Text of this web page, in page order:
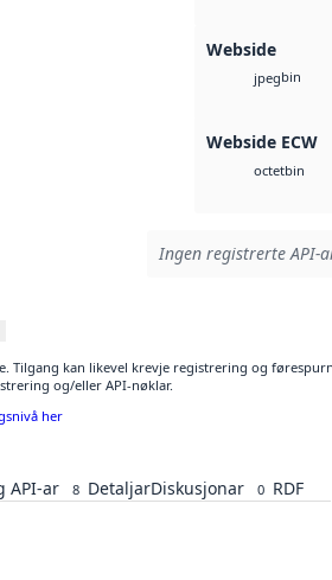
Webside
jpegbin
Webside ECW
octetbin
Ingen registrerte API-
Tilgang kan likevel krevje registrering og
og/eller API-nøklar.
her
API-ar 8 DetaljarDiskusjonar 0 RDF